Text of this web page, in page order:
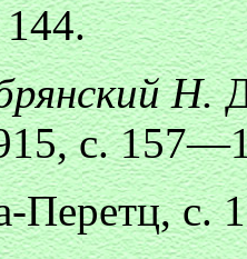
Н.
с.
Перетц, с.